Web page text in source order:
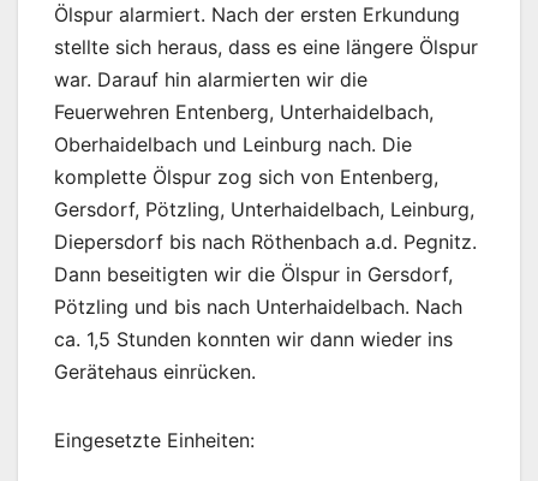
Ölspur alarmiert. Nach der ersten Erkundung
stellte sich heraus, dass es eine längere Ölspur
war. Darauf hin alarmierten wir die
Feuerwehren Entenberg, Unterhaidelbach,
Oberhaidelbach und Leinburg nach. Die
komplette Ölspur zog sich von Entenberg,
Gersdorf, Pötzling, Unterhaidelbach, Leinburg,
Diepersdorf bis nach Röthenbach a.d. Pegnitz.
Dann beseitigten wir die Ölspur in Gersdorf,
Pötzling und bis nach Unterhaidelbach. Nach
ca. 1,5 Stunden konnten wir dann wieder ins
Gerätehaus einrücken.
Eingesetzte Einheiten: